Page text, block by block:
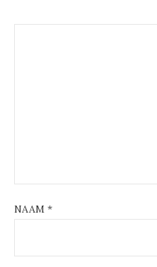
NAAM *